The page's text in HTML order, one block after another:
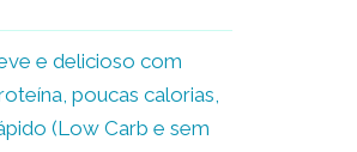
e delicioso com
poucas calorias,
(Low Carb e sem